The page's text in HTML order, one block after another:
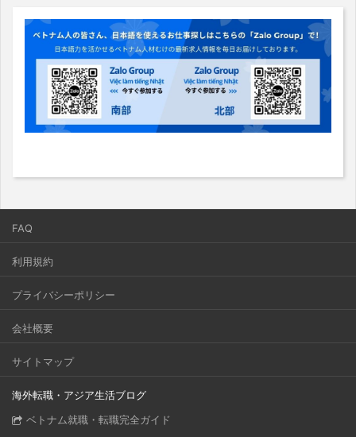
FAQ
利用規約
プライバシーポリシー
会社概要
サイトマップ
海外転職・アジア生活ブログ
ベトナム就職・転職完全ガイド